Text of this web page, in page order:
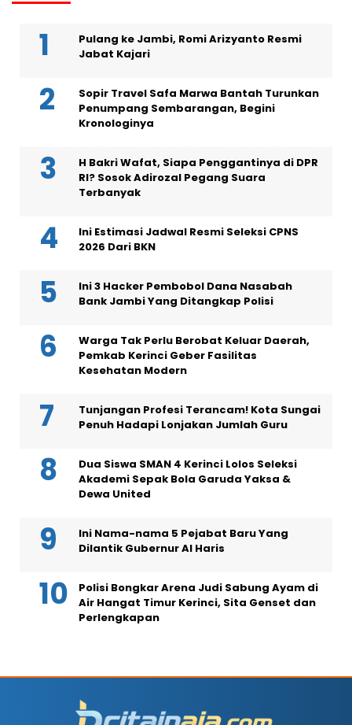
Pulang ke Jambi, Romi Arizyanto Resmi
Jabat Kajari
Sopir Travel Safa Marwa Bantah Turunkan
Penumpang Sembarangan, Begini
Kronologinya
H Bakri Wafat, Siapa Penggantinya di DPR
RI? Sosok Adirozal Pegang Suara
Terbanyak
Ini Estimasi Jadwal Resmi Seleksi CPNS
2026 Dari BKN
Ini 3 Hacker Pembobol Dana Nasabah
Bank Jambi Yang Ditangkap Polisi
Warga Tak Perlu Berobat Keluar Daerah,
Pemkab Kerinci Geber Fasilitas
Kesehatan Modern
Tunjangan Profesi Terancam! Kota Sungai
Penuh Hadapi Lonjakan Jumlah Guru
Dua Siswa SMAN 4 Kerinci Lolos Seleksi
Akademi Sepak Bola Garuda Yaksa &
Dewa United
Ini Nama-nama 5 Pejabat Baru Yang
Dilantik Gubernur Al Haris
Polisi Bongkar Arena Judi Sabung Ayam di
Air Hangat Timur Kerinci, Sita Genset dan
Perlengkapan